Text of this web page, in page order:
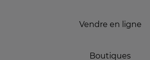
Vendre en ligne
Boutiques